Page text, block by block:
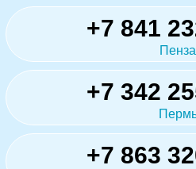
+7 841
Пенза
+7 342
+7 863